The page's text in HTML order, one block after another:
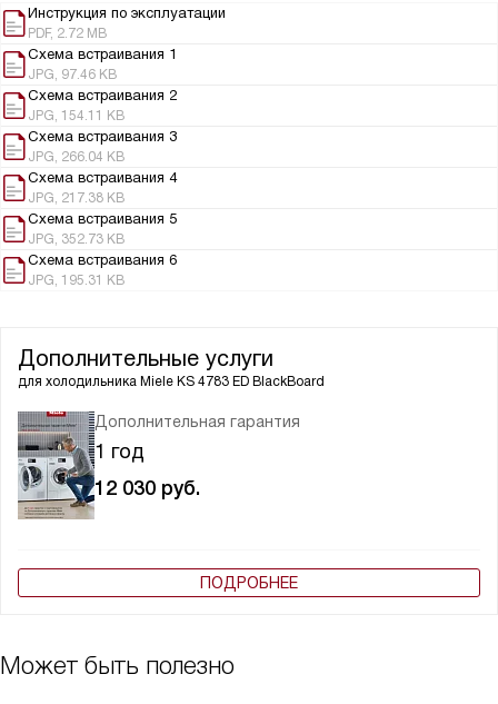
Инструкция по эксплуатации
PDF, 2.72 MB
Схема встраивания 1
JPG, 97.46 KB
Схема встраивания 2
JPG, 154.11 KB
Схема встраивания 3
JPG, 266.04 KB
Схема встраивания 4
JPG, 217.38 KB
Схема встраивания 5
JPG, 352.73 KB
Схема встраивания 6
JPG, 195.31 KB
Дополнительные услуги
для холодильника Miele KS 4783 ED BlackBoard
Дополнительная гарантия
1 год
12 030 руб.
ПОДРОБНЕЕ
Может быть полезно